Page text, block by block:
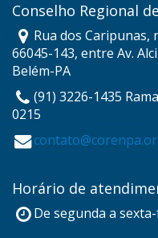
Conselho Regional
Rua dos Caripunas,
66045-143, entre Av.
Belém-PA
(91) 3226-1435
0215
Horário de
De segunda a